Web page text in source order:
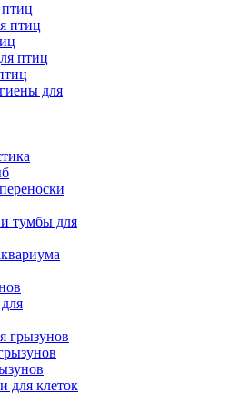
птиц
птиц
для
тумбы для
грызунов
для клеток